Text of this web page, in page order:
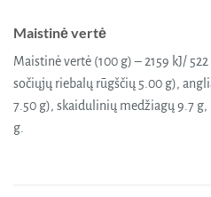
Maistinė vertė
Maistinė vertė (100 g) – 2159 kJ/
sočiųjų riebalų rūgščių 5.00 g),
7.50 g), skaidulinių medžiagų 9.7
g.